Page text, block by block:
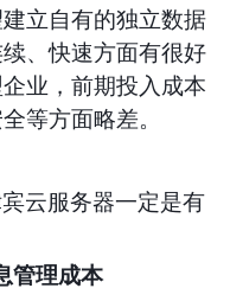
立自有的独立数据
、快速方面有很好
业，前期投入成本
等方面略差。
云服务器一定是有
管理成本